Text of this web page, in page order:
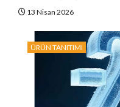
13 Nisan 2026
ÜRÜN TANITIMI